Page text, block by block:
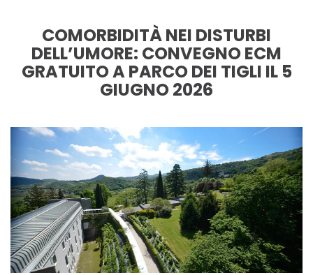
COMORBIDITÀ NEI DISTURBI
DELL’UMORE: CONVEGNO ECM
GRATUITO A PARCO DEI TIGLI IL 5
GIUGNO 2026